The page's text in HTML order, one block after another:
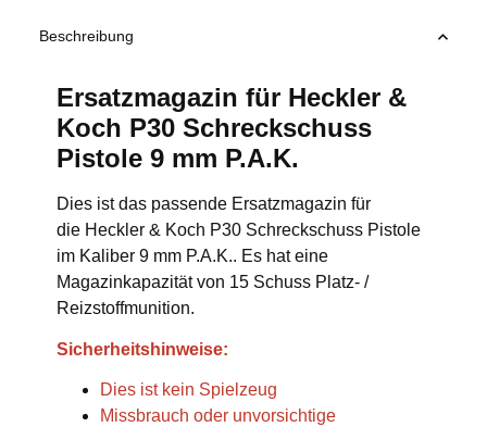
Beschreibung
Ersatzmagazin für Heckler &
Koch P30 Schreckschuss
Pistole 9 mm P.A.K.
Dies ist das passende Ersatzmagazin für
die Heckler & Koch P30 Schreckschuss Pistole
im Kaliber 9 mm P.A.K.. Es hat eine
Magazinkapazität von 15 Schuss Platz- /
Reizstoffmunition.
Sicherheitshinweise:
Dies ist kein Spielzeug
Missbrauch oder unvorsichtige